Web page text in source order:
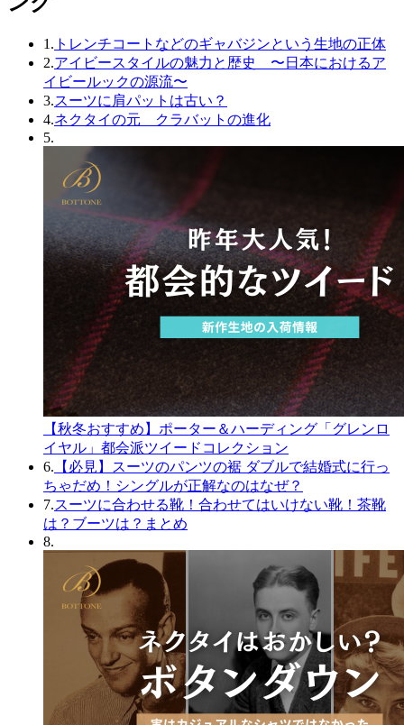
1. トレンチコートなどのギャバジンという生地の正体
2.アイビースタイルの魅力と歴史 〜日本におけるア
イビールックの源流〜
3.スーツに肩パットは古い？
4.ネクタイの元 クラバットの進化
5.
【秋冬おすすめ】ポーター＆ハーディング「グレンロ
イヤル」都会派ツイードコレクション
6. 【必見】スーツのパンツの裾 ダブルで結婚式に行っ
ちゃだめ！シングルが正解なのはなぜ？
7.スーツに合わせる靴！合わせてはいけない靴！茶靴
は？ブーツは？まとめ
8.